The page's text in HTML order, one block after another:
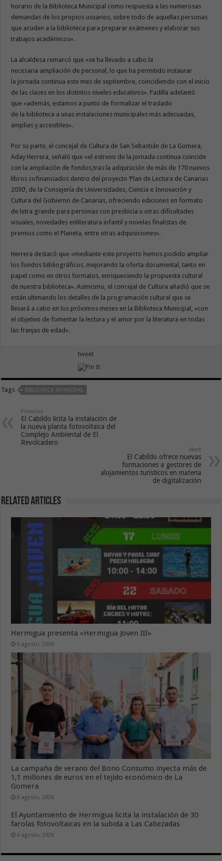
horario de la Biblioteca Municipal como respuesta a las numerosas
demandas de los propios usuarios, sobre todo de aquellas personas
que acuden a la biblioteca para preparar exámenes y elaborar sus
trabajos académicos».
La alcaldesa remarcó que «se ha llevado a cabo la
necesaria ampliación de personal, lo que ha permitido instaurar
la jornada continua este mes de septiembre, coincidiendo con el inicio
de las clases en los distintos niveles educativos». Padilla adelantó
que «además, estamos a punto de formalizar el traslado
de la biblioteca a unas instalaciones municipales más adecuadas,
amplias y accesibles».
Por su parte, el concejal de Cultura de San Sebastián de La Gomera,
Aday Herrera, señaló que «el estreno de la jornada continua coincide
con la ampliación de fondos,tras la adquisición de más de 170 nuevos
libros cofinanciados dentro del proyecto ‘Plan de Lectura de Canarias
2030’, de la Consejería de Universidades, Ciencia e Innovación y
Cultura del Gobierno de Canarias, ofreciendo ediciones en formato
de letra grande para personas con presbicia u otras dificultades
visuales, novedades enliteratura infantil y novelas finalistas de
premios como el Planeta, entre otras adquisiciones».
Herrera destacó que «mediante este proyecto hemos podido ampliar
los fondos bibliográficos, mejorando la oferta documental, tanto en
papel como en otros formatos, enriqueciendo la propuesta cultural
de nuestra biblioteca». Asimismo, el concejal de Cultura añadió que se
están ultimando los detalles de la programación cultural que se
llevará a cabo en los próximos meses en la Biblioteca Municipal, «con
el objetivo de fomentar la lectura y el amor por la literatura en todas
las franjas de edad».
tweet
Tags BIBLIOTECA MUNICIPAL
Previous
El Cabildo licita la instalación de
la nueva planta fotovoltaica del
Complejo Ambiental de El
Revolcadero
Next
El Cabildo ofrece nuevas
formaciones a gestores de
alojamientos turísticos en materia
de digitalización
Related Articles
Hermigua presenta «Hermigua Joven III»
6 agosto, 2026
La campaña de verano del Bono Consumo inyecta más de
1,1 millones de euros en el tejido económico de La
Gomera
6 agosto, 2026
El Ayuntamiento de Hermigua licita la instalación de 30
farolas fotovoltaicas en la subida a Las Cabezadas
6 agosto, 2026